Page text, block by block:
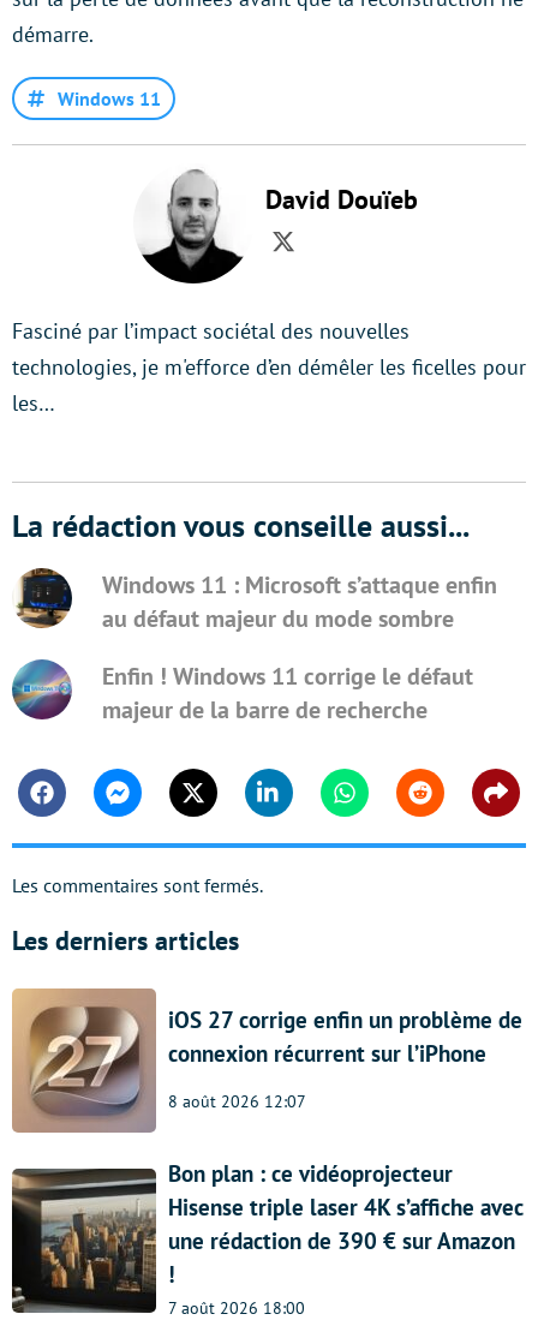
démarre.
Windows 11
David Douïeb
Twitter
Fasciné par l’impact sociétal des nouvelles
technologies, je m'efforce d’en démêler les ficelles pour
les…
La rédaction vous conseille aussi...
Windows 11 : Microsoft s’attaque enfin
au défaut majeur du mode sombre
Enfin ! Windows 11 corrige le défaut
majeur de la barre de recherche
FacebookMessengerTwitter Linkedin WhatsappReddit
Les commentaires sont fermés.
Les derniers articles
iOS 27 corrige enfin un problème de
connexion récurrent sur l’iPhone
8 août 2026 12:07
Bon plan : ce vidéoprojecteur
Hisense triple laser 4K s’affiche avec
une rédaction de 390 € sur Amazon
!
7 août 2026 18:00